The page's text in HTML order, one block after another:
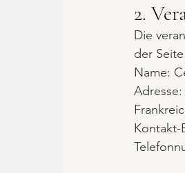
2.
Die
der
Name:
Adresse:
Kontakt-